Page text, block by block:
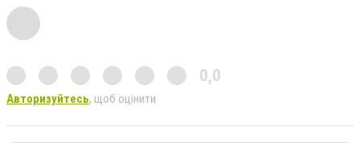
0,0
Авторизуйтесь, щоб оцінити